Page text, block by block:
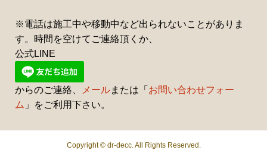
※電話は施工中や移動中など出られないことがありま
す。時間を空けてご連絡頂くか、
公式LINE
からのご連絡、 メールまたは「 お問い合わせフォー
ム 」をご利用下さい。
Copyright ©dr-decc. All Rights Reserved.